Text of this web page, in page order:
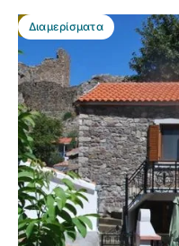
BEST DEAL
Διαμερίσματα